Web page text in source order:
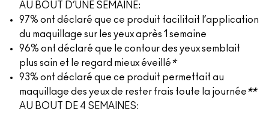
AU BOUT D’UNE SEMAINE:
97% ont déclaré que ce produit facilitait l’application
du maquillage sur les yeux après 1 semaine
96% ont déclaré que le contour des yeux semblait
plus sain et le regard mieux éveillé*
93% ont déclaré que ce produit permettait au
maquillage des yeux de rester frais toute la journée**
AU BOUT DE 4 SEMAINES: